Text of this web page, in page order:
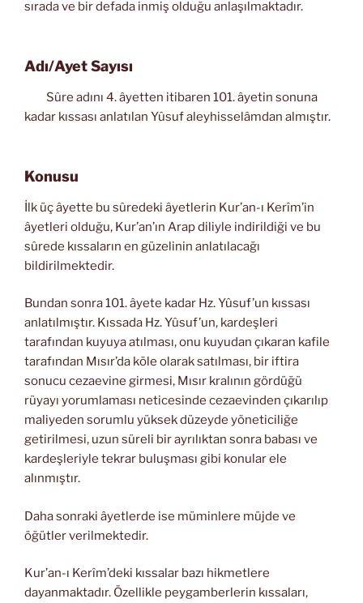
sırada ve bir defada inmiş olduğu anlaşılmaktadır.
Adı/Ayet Sayısı
Sûre adını 4. âyetten itibaren 101. âyetin sonuna
kadar kıssası anlatılan Yûsuf aleyhisselâmdan almıştır.
Konusu
İlk üç âyette bu sûredeki âyetlerin Kur’an-ı Kerîm’in
âyetleri olduğu, Kur’an’ın Arap diliyle indirildiği ve bu
sûrede kıssaların en güzelinin anlatılacağı
bildirilmektedir.
Bundan sonra 101. âyete kadar Hz. Yûsuf’un kıssası
anlatılmıştır. Kıssada Hz. Yûsuf’un, kardeşleri
tarafından kuyuya atılması, onu kuyudan çıkaran kafile
tarafından Mısır’da köle olarak satılması, bir iftira
sonucu cezaevine girmesi, Mısır kralının gördüğü
rüyayı yorumlaması neticesinde cezaevinden çıkarılıp
maliyeden sorumlu yüksek düzeyde yöneticiliğe
getirilmesi, uzun süreli bir ayrılıktan sonra babası ve
kardeşleriyle tekrar buluşması gibi konular ele
alınmıştır.
Daha sonraki âyetlerde ise müminlere müjde ve
öğütler verilmektedir.
Kur’an-ı Kerîm’deki kıssalar bazı hikmetlere
dayanmaktadır. Özellikle peygamberlerin kıssaları,